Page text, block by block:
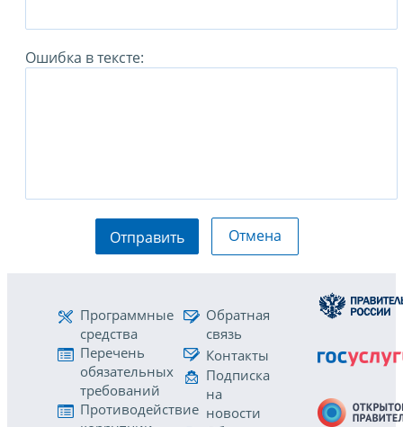
Ошибка в тексте:
Отправить Отмена
Программные
средства
Перечень
обязательных
требований
Противодействие
Обратная
связь
Контакты
Подписка
на
новости